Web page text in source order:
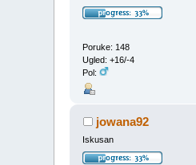
Poruke: 148
Ugled: +16/-4
Pol:
jowana92
Iskusan